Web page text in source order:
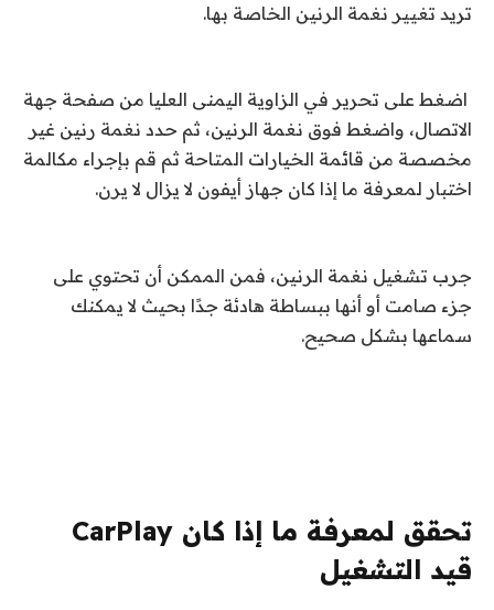
تريد تغيير نغمة الرنين الخاصة بها.
اضغط على تحرير في الزاوية اليمنى العليا من صفحة جهة
الاتصال، واضغط فوق نغمة الرنين، ثم حدد نغمة رنين غير
مخصصة من قائمة الخيارات المتاحة ثم قم بإجراء مكالمة
اختبار لمعرفة ما إذا كان جهاز أيفون لا يزال لا يرن.
جرب تشغيل نغمة الرنين، فمن الممكن أن تحتوي على
جزء صامت أو أنها ببساطة هادئة جدًا بحيث لا يمكنك
سماعها بشكل صحيح.
تحقق لمعرفة ما إذا كان CarPlay
قيد التشغيل